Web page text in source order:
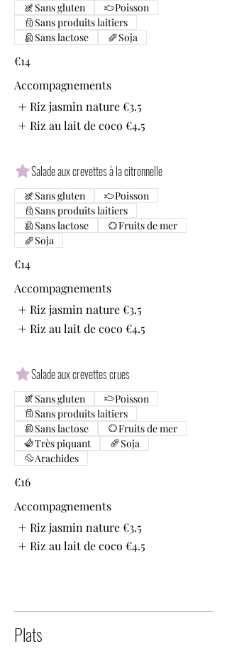
€14
Sans gluten
Poisson
Sans produits laitiers
Sans lactose
Soja
Accompagnements
Riz jasmin nature €3.5
Riz au lait de coco €4.5
Salade aux crevettes à la citronnelle
€14
Sans gluten
Poisson
Sans produits laitiers
Sans lactose
Fruits de mer
Soja
Accompagnements
Riz jasmin nature €3.5
Riz au lait de coco €4.5
Salade aux crevettes crues
€16
Sans gluten
Poisson
Sans produits laitiers
Sans lactose
Fruits de mer
Très piquant
Soja
Arachides
Accompagnements
Riz jasmin nature €3.5
Riz au lait de coco €4.5
Plats